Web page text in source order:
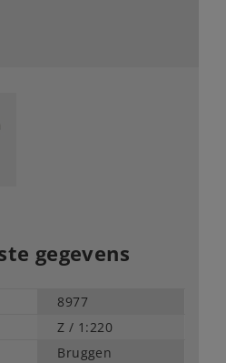
gegevens
8977
Z / 1:220
Bruggen